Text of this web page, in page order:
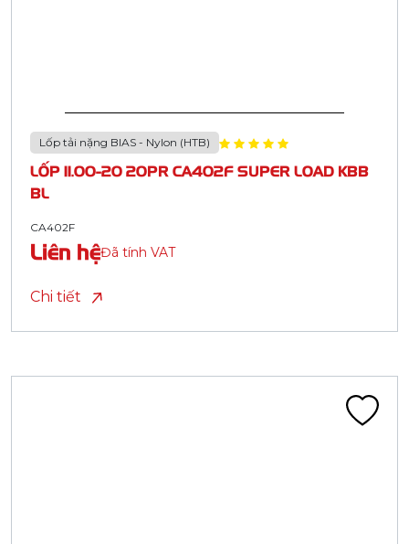
Lốp tải nặng BIAS - Nylon (HTB)
LỐP 11.00-20 20PR CA402F SUPER LOAD KBB
BL
CA402F
Liên hệĐã tính VAT
Chi tiết